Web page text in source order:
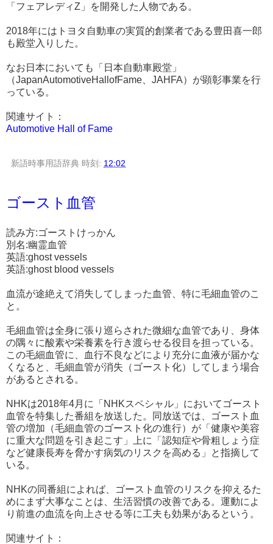
「フェアレディZ」を開発した人物である。
2018年にはトヨタ自動車の実質的創業者である豊田喜一郎
も殿堂入りした。
なお日本においても「日本自動車殿堂」
（JapanAutomotiveHallofFame、JAHFA）が顕彰事業を行
っている。
関連サイト：
Automotive Hall of Fame
新語時事用語辞典 時刻: 12:02
ゴースト血管
読み方:ゴーストけっかん
別名:幽霊血管
英語:ghost vessels
英語:ghost blood vessels
血流が途絶えて消失してしまった血管、特に毛細血管のこ
と。
毛細血管は全身に張り巡らされた微細な血管であり、身体
の隅々に酸素や栄養素を行き渡らせる役目を担っている。
この毛細血管に、血行不良などにより充分に血液が届かな
くなると、毛細血管が消失（ゴースト化）してしまう場合
があるとされる。
NHKは2018年4月に「NHKスペシャル」においてゴースト
血管を特集した番組を放送した。同放送では、ゴースト血
管の増加（毛細血管のゴースト化の進行）が「健康や美容
に重大な問題を引き起こす」上に「認知症や骨粗しょう症
など健康長寿を脅かす病気のリスクを高める」と指摘して
いる。
NHKの同番組によれば、ゴースト血管のリスクを抑えるた
めにまず大事なことは、生活習慣の改善である。運動によ
り前進の血流を向上させる等に工夫も効果があるという。
関連サイト：